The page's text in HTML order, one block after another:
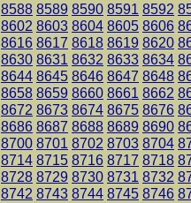
8588 8589 8590 8591 8592
8602 8603 8604 8605 8606
8616 8617 8618 8619 8620
8630 8631 8632 8633 8634
8644 8645 8646 8647 8648
8658 8659 8660 8661 8662
8672 8673 8674 8675 8676
8686 8687 8688 8689 8690
8700 8701 8702 8703 8704
8714 8715 8716 8717 8718
8728 8729 8730 8731 8732
8742 8743 8744 8745 8746